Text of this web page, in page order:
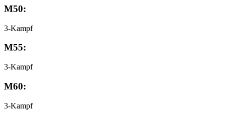
M50:
3-Kampf
M55:
3-Kampf
M60:
3-Kampf